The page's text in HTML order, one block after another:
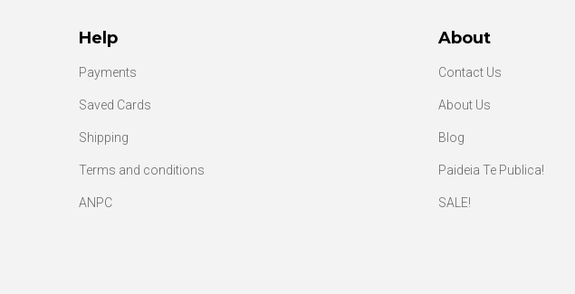
Help
Payments
Saved Cards
Shipping
Terms and conditions
ANPC
About
Contact Us
About Us
Blog
Paideia Te Publica!
SALE!